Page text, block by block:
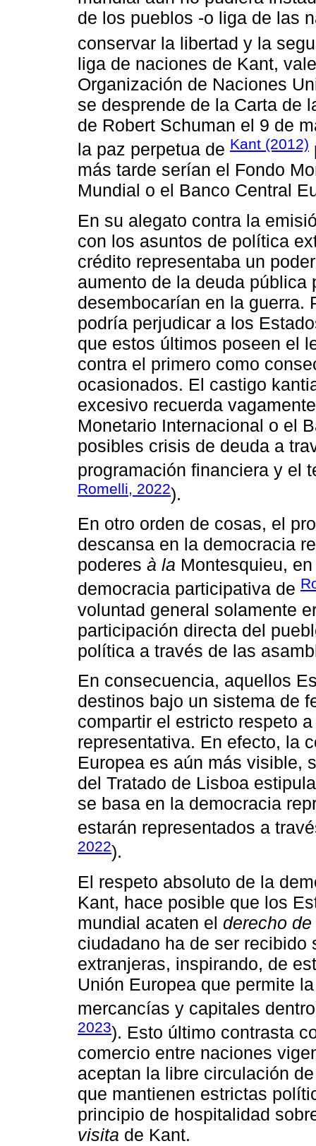
de los pueblos -o liga de las
conservar la libertad y la
liga de naciones de Kant,
Organización de Naciones
se desprende de la Carta de
de Robert Schuman el 9 de
la paz perpetua de Kant (2012)
más tarde serían el Fondo
Mundial o el Banco Central
En su alegato contra la
con los asuntos de política
crédito representaba un
aumento de la deuda
desembocarían en la guerra.
podría perjudicar a los
que estos últimos poseen el
contra el primero como
ocasionados. El castigo
excesivo recuerda
Monetario Internacional o el
posibles crisis de deuda a
programación financiera y el
Romelli, 2022).
En otro orden de cosas, el
descansa en la democracia
poderes à la Montesquieu,
democracia participativa de
voluntad general solamente
participación directa del
política a través de las
En consecuencia, aquellos
destinos bajo un sistema de
compartir el estricto respeto
representativa. En efecto, la
Europea es aún más visible,
del Tratado de Lisboa
se basa en la democracia
estarán representados a
2022).
El respeto absoluto de la
Kant, hace posible que los
mundial acaten el derecho
ciudadano ha de ser
extranjeras, inspirando, de
Unión Europea que permite
mercancías y capitales
2023). Esto último contrasta
comercio entre naciones
aceptan la libre circulación
que mantienen estrictas
principio de hospitalidad
visita de Kant.